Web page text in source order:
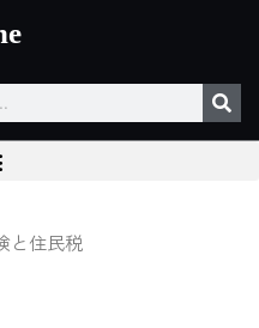
と住民税